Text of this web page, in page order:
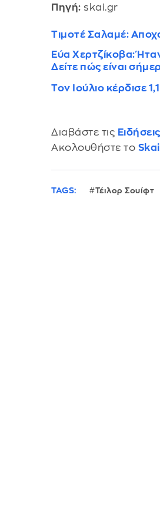
Πηγή: skai.gr
Τιμοτέ Σαλαμέ:
Εύα Χερτζίκοβα:
Δείτε πώς είναι
Τον Ιούλιο κέρδισε
Διαβάστε τις
Ακολουθήστε το
TAGS: Τέιλορ Σουίφτ